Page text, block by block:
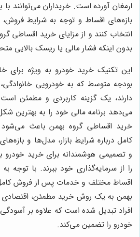
ارمغان آورده است. خریداران می‌توانند
بازه‌های اقساط و توجه به شرایط
انتخاب کنند و از مزایای خرید اقساطی
بدون اینکه فشار مالی یا ریسک بالایی
این تکنیک خرید خودرو به ویژه برای
بودجه متوسط که به خودرویی
دارند، یک گزینه کاربردی و مطمئن
می‌دهد برنامه مالی خود را به بهترین
خرید اقساطی گروه بهمن باعث می‌شود
کامل درباره شرایط بازار، مدل‌ها و
و تصمیمی هوشمندانه برای خرید خودرو
را از سرمایه‌گذاری خود ببرند. با توجه
اقساط مختلف و خدمات پس از فروش
بهمن به یک روش خرید مطمئن، اقتصادی
افراد تبدیل شده است که علاوه بر
خودرو را تضمین می‌کند.